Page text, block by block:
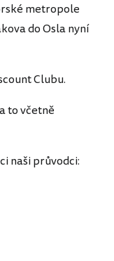
metropole
do Osla nyní
Clubu.
to včetně
naši průvodci: